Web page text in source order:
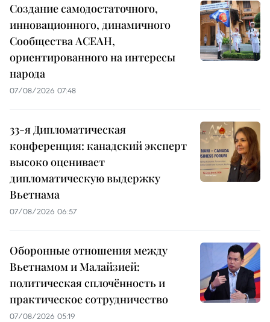
Создание самодостаточного,
инновационного, динамичного
Сообщества АСЕАН,
ориентированного на интересы
народа
07/08/2026 07:48
33-я Дипломатическая
конференция: канадский эксперт
высоко оценивает
дипломатическую выдержку
Вьетнама
07/08/2026 06:57
Оборонные отношения между
Вьетнамом и Малайзией:
политическая сплочённость и
практическое сотрудничество
07/08/2026 05:19